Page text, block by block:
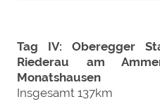
Tag IV: Oberegger
Riederau am
Monatshausen
Insgesamt 137km